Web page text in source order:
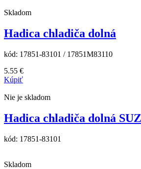
Skladom
Hadica chladiča dolná
kód: 17851-83101 / 17851M83110
5.55 €
Kúpiť
Nie je skladom
Hadica chladiča dolná
kód: 17851-83101
Skladom